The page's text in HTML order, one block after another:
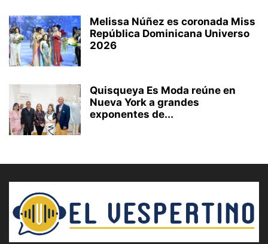
Melissa Núñez es coronada Miss
República Dominicana Universo
2026
Quisqueya Es Moda reúne en
Nueva York a grandes
exponentes de...